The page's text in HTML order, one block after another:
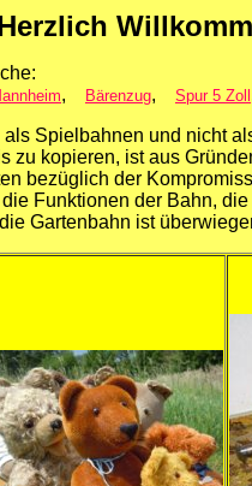
, Bärenzug, Spur 5 Zoll
Spielbahnen und nicht
zu kopieren, ist aus
bezüglich der
Funktionen der Bahn,
die Gartenbahn ist